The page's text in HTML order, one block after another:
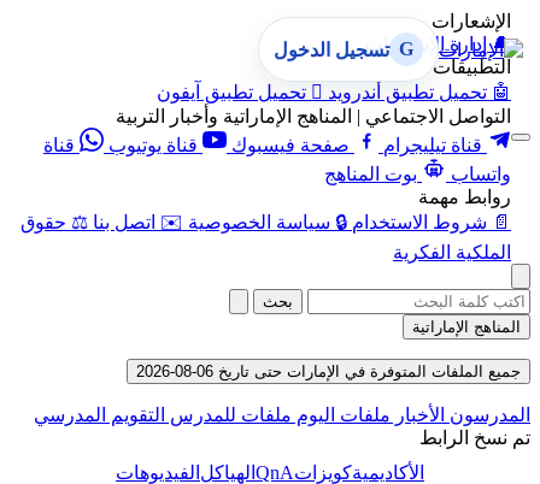
الإشعارات
🔔 إدارة الإشعارات
التطبيقات
🤖 تحميل تطبيق أندرويد  تحميل تطبيق آيفون
التواصل الاجتماعي | المناهج الإماراتية وأخبار التربية
قناة تيليجرام
صفحة فيسبوك قناة يوتيوب
قناة
واتساب
بوت المناهج
روابط مهمة
📄 شروط الاستخدام 🔒 سياسة الخصوصية ✉️ اتصل بنا ⚖️ حقوق
الملكية الفكرية
G تسجيل الدخول
بحث
المناهج الإماراتية
جميع الملفات المتوفرة في الإمارات حتى تاريخ 06-08-2026
المدرسون الأخبار ملفات اليوم ملفات للمدرس التقويم المدرسي
تم نسخ الرابط
الأكاديميةكويزاتQnAالهياكلالفيديوهات